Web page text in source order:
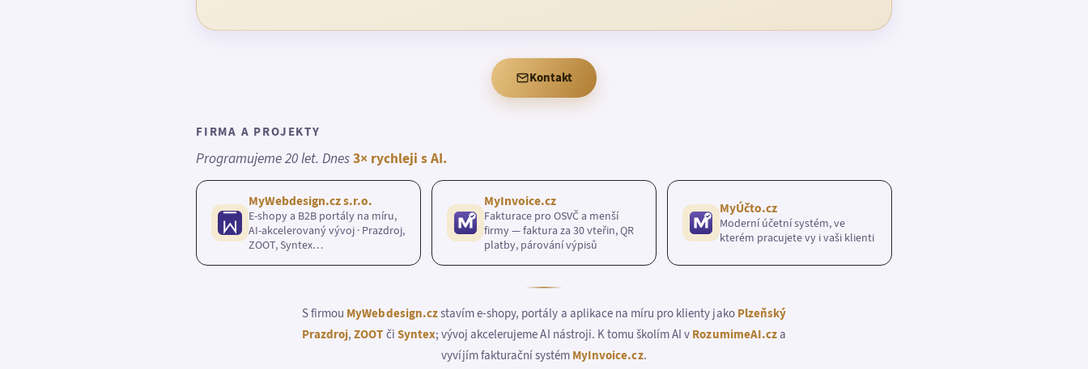
Kontakt
FIRMA A PROJEKTY
Programujeme 20 let. Dnes3× rychleji s AI.
MyWebdesign.cz s.r.o.
E-shopy a B2B portály na míru,
AI-akcelerovaný vývoj · Prazdroj,
ZOOT, Syntex…
MyInvoice.cz
Fakturace pro OSVČ a menší
firmy — faktura za 30 vteřin, QR
platby, párování výpisů
MyÚčto.cz
Moderní účetní systém, ve
kterém pracujete vy i vaši klienti
S firmou MyWebdesign.czstavím e-shopy, portály a aplikace na míru pro klienty jako Plzeňský
Prazdroj,ZOOT či Syntex; vývoj akcelerujeme AI nástroji. K tomu školím AI v RozumimeAI.cza
vyvíjím fakturační systém MyInvoice.cz.